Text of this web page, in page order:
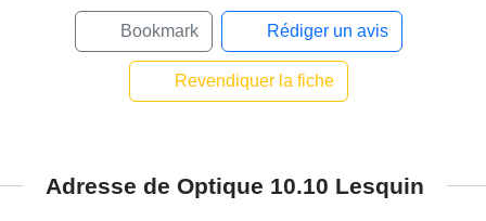
Bookmark Rédiger un avis
Revendiquer la fiche
Adresse de Optique 10.10 Lesquin